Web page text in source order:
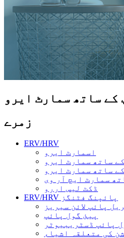
کے ساتھ سمارٹ ایرو
زمرے
ERV/HRV
اسمارٹ ایرو
ساتھ سمارٹ ایرو
ساتھ سمارٹ ایرو
سمارٹ ایچ آر وی
ڈکٹ لیس اررو
ERV/HRV پائپنگ فٹنگز
پائپ لائن سیریز
پیئ گول پائپ
پائپ ڈسٹریبیوٹر
کی متعلقہ اشیاء